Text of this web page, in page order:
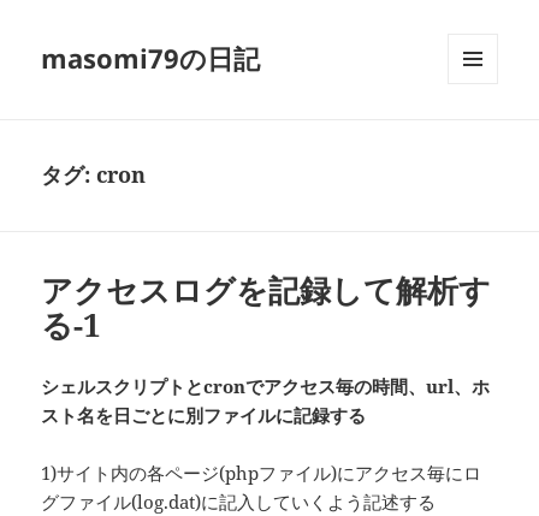
masomi79の日記
タグ:cron
アクセスログを記録して解析す
る-1
シェルスクリプトとcronでアクセス毎の時間、url、ホ
スト名を日ごとに別ファイルに記録する
1)サイト内の各ページ(phpファイル)にアクセス毎にロ
グファイル(log.dat)に記入していくよう記述する